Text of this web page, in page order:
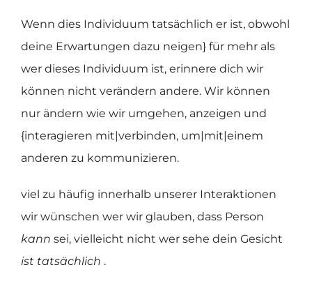
Wenn dies Individuum tatsächlich er ist, obwohl
deine Erwartungen dazu neigen} für mehr als
wer dieses Individuum ist, erinnere dich wir
können nicht verändern andere. Wir können
nur ändern wie wir umgehen, anzeigen und
{interagieren mit|verbinden, um|mit|einem
anderen zu kommunizieren.
viel zu häufig innerhalb unserer Interaktionen
wir wünschen wer wir glauben, dass Person
kann sei, vielleicht nicht wer sehe dein Gesicht
ist tatsächlich .